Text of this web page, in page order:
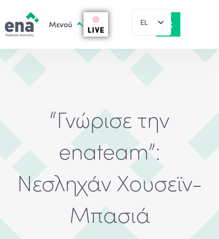
LIVE
EL
EN
“Γνώρισε την
enateam”:
Νεσληχάν Χουσεϊν-
Μπασιά